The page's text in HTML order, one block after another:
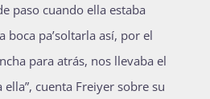
paso cuando ella estaba
boca pa’soltarla así, por el
para atrás, nos llevaba el
cuenta Freiyer sobre su